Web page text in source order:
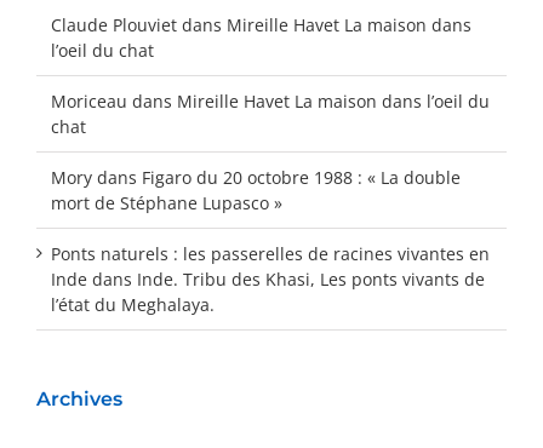
Claude Plouviet dans Mireille Havet La maison dans
l’oeil du chat
Moriceau dans Mireille Havet La maison dans l’oeil du
chat
Mory dans Figaro du 20 octobre 1988 : « La double
mort de Stéphane Lupasco »
Ponts naturels : les passerelles de racines vivantes en
Inde dans Inde. Tribu des Khasi, Les ponts vivants de
l’état du Meghalaya.
Archives